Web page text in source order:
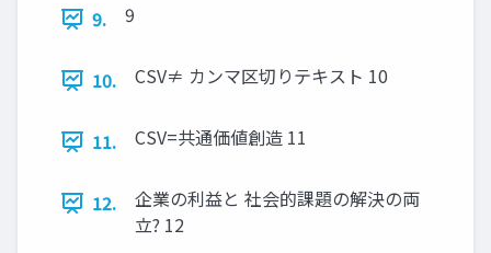
9. 9
10. CSV≠ カンマ区切りテキスト 10
11. CSV=共通価値創造 11
12.
企業の利益と 社会的課題の解決の両
立? 12